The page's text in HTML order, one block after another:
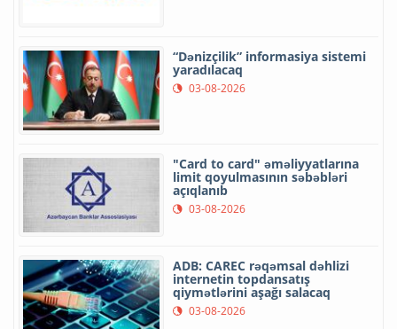
“Dənizçilik” informasiya sistemi
yaradılacaq
03-08-2026
"Card to card" əməliyyatlarına
limit qoyulmasının səbəbləri
açıqlanıb
03-08-2026
ADB: CAREC rəqəmsal dəhlizi
internetin topdansatış
qiymətlərini aşağı salacaq
03-08-2026